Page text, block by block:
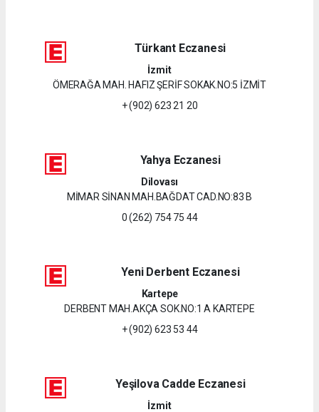
Türkant Eczanesi
İzmit
ÖMERAĞA MAH. HAFIZ ŞERİF SOKAK.NO:5 İZMİT
+ (902) 623 21 20
Yahya Eczanesi
Dilovası
MİMAR SİNAN MAH.BAĞDAT CAD.NO:83 B
0 (262) 754 75 44
Yeni Derbent Eczanesi
Kartepe
DERBENT MAH.AKÇA SOK.NO:1 A KARTEPE
+ (902) 623 53 44
Yeşilova Cadde Eczanesi
İzmit